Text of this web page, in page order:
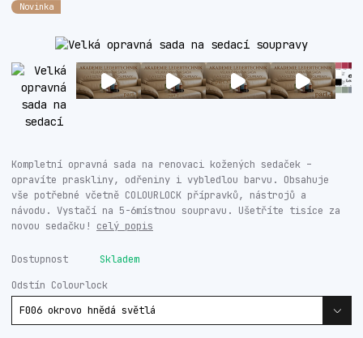
Novinka
Kompletní opravná sada na renovaci kožených sedaček –
opravíte praskliny, odřeniny i vybledlou barvu. Obsahuje
vše potřebné včetně COLOURLOCK přípravků, nástrojů a
návodu. Vystačí na 5-6místnou soupravu. Ušetříte tisíce za
novou sedačku! celý popis
Dostupnost Skladem
Odstín Colourlock